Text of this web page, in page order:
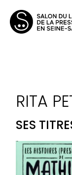
RITA
SES